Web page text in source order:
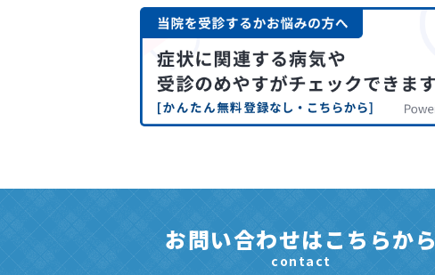
お問い合わせはこちらから
contact